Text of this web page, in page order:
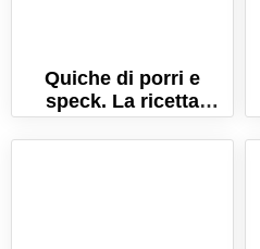
Quiche di porri e
speck. La ricetta
semplice per una torta
salata gustosa!